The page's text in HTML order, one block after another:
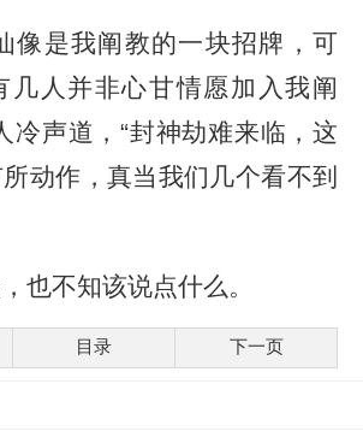
像是我阐教的一块招牌，可
几人并非心甘情愿加入我阐
冷声道，“封神劫难来临，这
动作，真当我们几个看不到
也不知该说点什么。
目录 下一页